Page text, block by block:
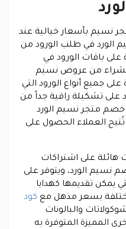
نسيم بأسعار خيالية عند
الورد في طلب الورود من
باقات الورود في
من عروض نسيم
جميع أنواع الورود التي
على تشكيلة راقية جداً من
خصم متجر نسيم الورد
تًتيح العملاء الحصول على
هائلة على اشتراكات
نسيم الورد، ويتوفر على
يمكن تقديمها كهدايا
بسعر مذهل مع كود
والبالونات
المميزة المتوفرة به